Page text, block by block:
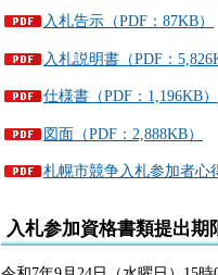
入札告示（PDF：87KB）
入札説明書（PDF：
仕様書（PDF：1,196KB）
図面（PDF：2,888KB）
札幌市競争入札参加者心
入札参加資格書類提出期